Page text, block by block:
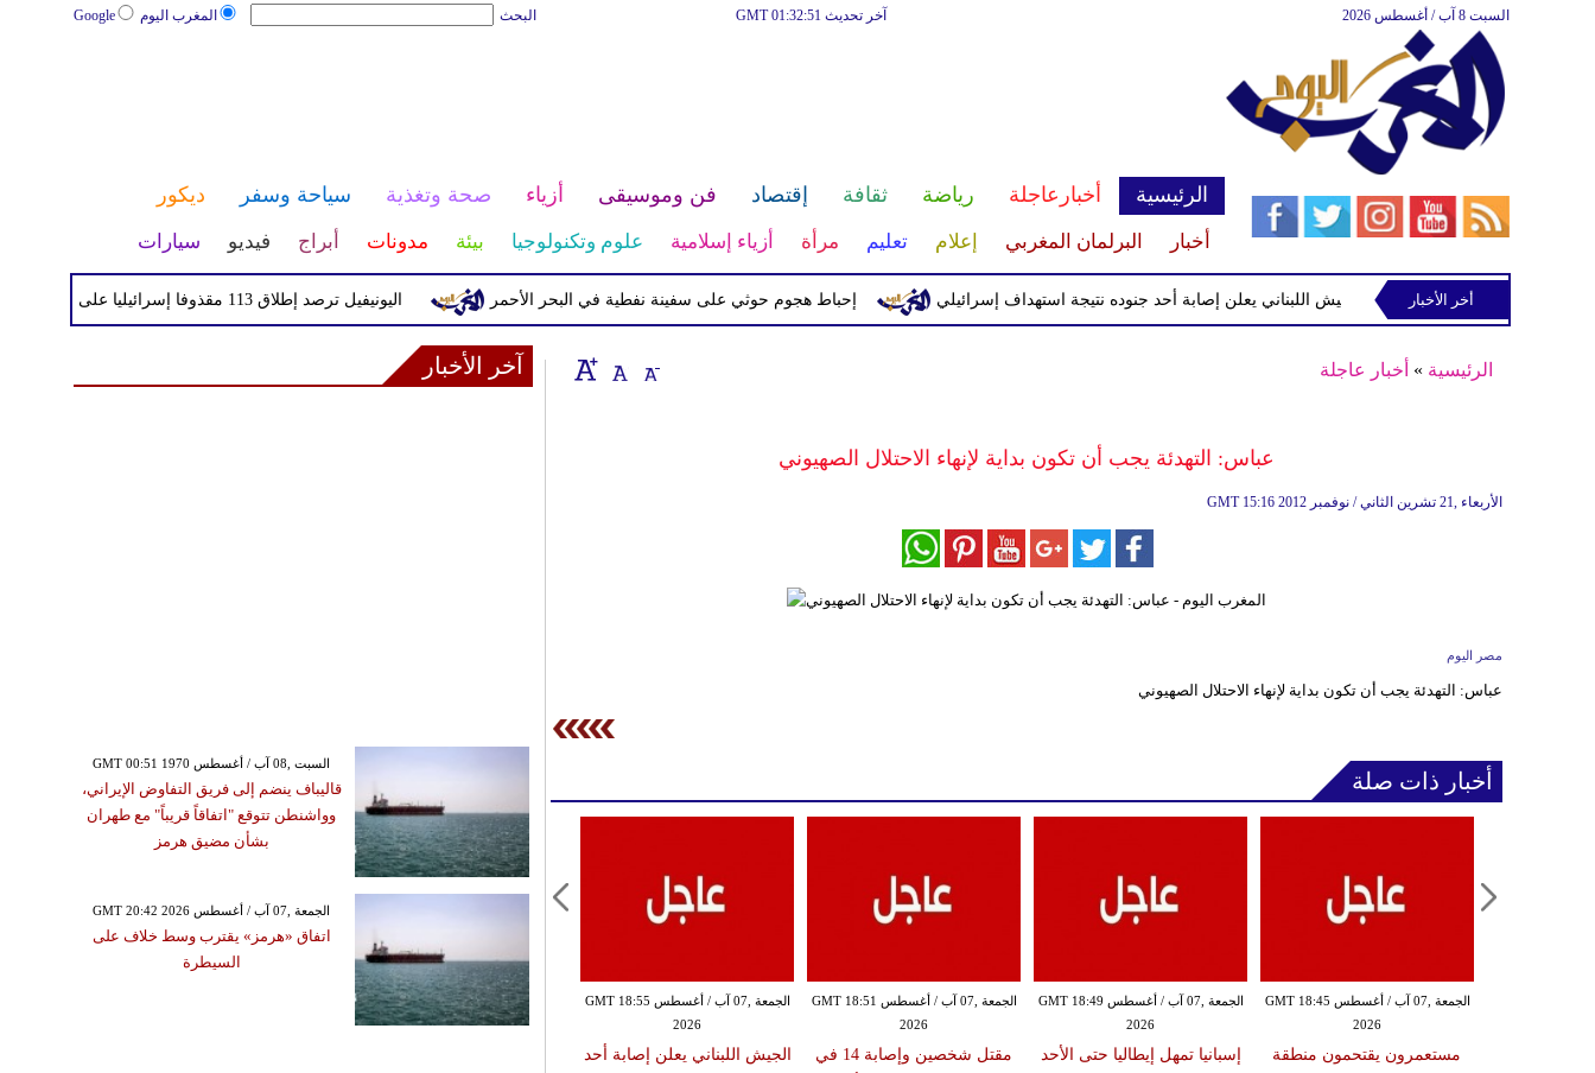
المغرب اليوم Google البحث آخر تحديث GMT 01:32:51 السبت 8 آب / أغسطس 2026
الرئيسية أخبارعاجلة رياضة ثقافة إقتصاد فن وموسيقى أزياء صحة وتغذية سياحة وسفر ديكور
أخبار البرلمان المغربي إعلام تعليم مرأة أزياء إسلامية علوم وتكنولوجيا بيئة مدونات أبراج فيديو سيارات
اليونيفيل ترصد إطلاق 113 مقذوفا إسرائيليا على لبنان خلال يوم واحد إحباط هجوم حوثي على سفينة نفطية في البحر الأحمر الجيش اللبناني يعلن إصابة أحد جنوده نتيجة استهداف إسرائيلي أخر الأخبار
الرئيسية » أخبار عاجلة
عباس: التهدئة يجب أن تكون بداية لإنهاء الاحتلال الصهيوني
GMT 15:16 2012 الأربعاء ,21 تشرين الثاني / نوفمبر
مصر اليوم
عباس: التهدئة يجب أن تكون بداية لإنهاء الاحتلال الصهيوني
أخبار ذات صلة
السبت ,08 آب / أغسطس GMT 01:32
2026
الجمعة ,07 آب / أغسطس GMT 18:55
2026
الجيش اللبناني يعلن إصابة أحد
الجمعة ,07 آب / أغسطس GMT 18:51
2026
مقتل شخصين وإصابة 14 في
الجمعة ,07 آب / أغسطس GMT 18:49
2026
إسبانيا تمهل إيطاليا حتى الأحد
الجمعة ,07 آب / أغسطس GMT 18:45
2026
مستعمرون يقتحمون منطقة
آخر الأخبار
GMT 00:51 1970 السبت ,08 آب / أغسطس
قاليباف ينضم إلى فريق التفاوض الإيراني،
وواشنطن تتوقع "اتفاقاً قريباً" مع طهران
بشأن مضيق هرمز
GMT 20:42 2026 الجمعة ,07 آب / أغسطس
اتفاق «هرمز» يقترب وسط خلاف على
السيطرة